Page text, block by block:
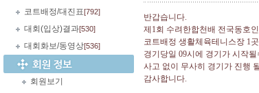
코트배정/대진표[792]
대회(입상)결과[530]
대회화보/동영상[536]
회원보기
반갑습니다.
제 1회 수려한합천배 전국동호
코트배정 생활체육테니스장 1
경기당일 09시에 경기가 시작
사고 없이 무사히 경기가 진행
감사합니다.